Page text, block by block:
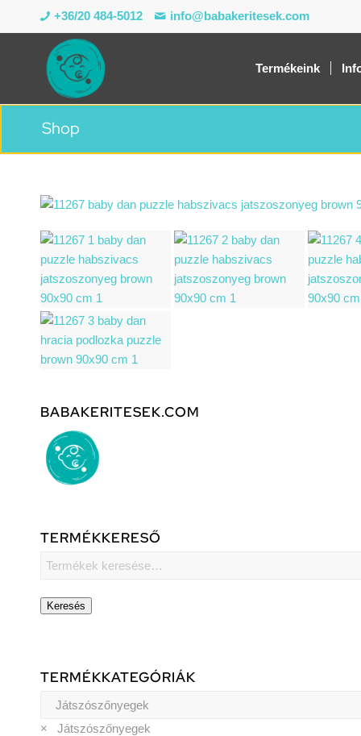
+36/20 484-5012 info@babakeritesek.com
Termékeink
Shop
BABAKERITESEK.COM
TERMÉKKERESŐ
Keresés
TERMÉKKATEGÓRIÁK
× Játszószőnyegek